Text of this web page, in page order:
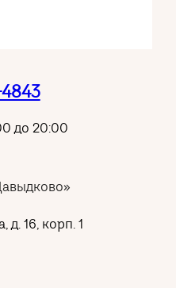
до 20:00
д. 16, корп. 1